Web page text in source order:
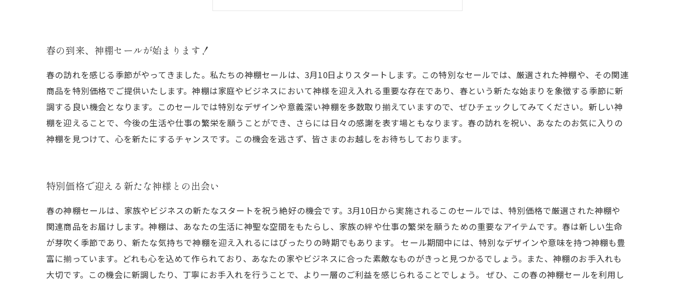
心を込めたお手入れで、繁栄を願いましょう
春の到来、神棚セールが始まります！
春の訪れを感じる季節がやってきました。私たちの神棚セールは、3月10日よりスタートします。この特別なセールでは、厳選された神棚や、その関連
商品を特別価格でご提供いたします。神棚は家庭やビジネスにおいて神様を迎え入れる重要な存在であり、春という新たな始まりを象徴する季節に新
調する良い機会となります。このセールでは特別なデザインや意義深い神棚を多数取り揃えていますので、ぜひチェックしてみてください。新しい神
棚を迎えることで、今後の生活や仕事の繁栄を願うことができ、さらには日々の感謝を表す場ともなります。春の訪れを祝い、あなたのお気に入りの
神棚を見つけて、心を新たにするチャンスです。この機会を逃さず、皆さまのお越しをお待ちしております。
特別価格で迎える新たな神様との出会い
春の神棚セールは、家族やビジネスの新たなスタートを祝う絶好の機会です。3月10日から実施されるこのセールでは、特別価格で厳選された神棚や
関連商品をお届けします。神棚は、あなたの生活に神聖な空間をもたらし、家族の絆や仕事の繁栄を願うための重要なアイテムです。春は新しい生命
が芽吹く季節であり、新たな気持ちで神棚を迎え入れるにはぴったりの時期でもあります。 セール期間中には、特別なデザインや意味を持つ神棚も豊
富に揃っています。どれも心を込めて作られており、あなたの家やビジネスに合った素敵なものがきっと見つかるでしょう。また、神棚のお手入れも
大切です。この機会に新調したり、丁寧にお手入れを行うことで、より一層のご利益を感じられることでしょう。 ぜひ、この春の神棚セールを利用し